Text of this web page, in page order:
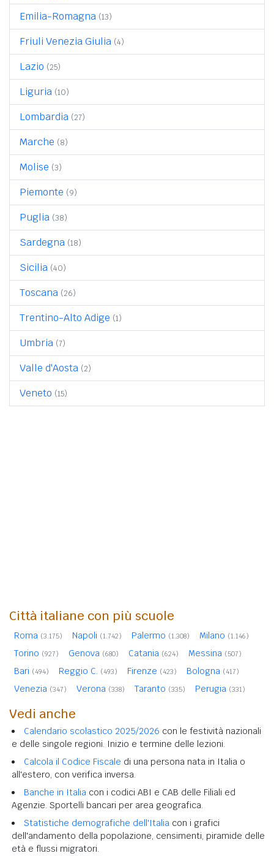
Emilia-Romagna (13)
Friuli Venezia Giulia (4)
Lazio (25)
Liguria (10)
Lombardia (27)
Marche (8)
Molise (3)
Piemonte (9)
Puglia (38)
Sardegna (18)
Sicilia (40)
Toscana (26)
Trentino-Alto Adige (1)
Umbria (7)
Valle d'Aosta (2)
Veneto (15)
Città italiane con più scuole
Roma (3.175) Napoli (1.742) Palermo (1.308) Milano (1.146)
Torino (927) Genova (680) Catania (624) Messina (507)
Bari (494) Reggio C. (493) Firenze (423) Bologna (417)
Venezia (347) Verona (338) Taranto (335) Perugia (331)
Vedi anche
Calendario scolastico 2025/2026 con le festività nazionali
e delle singole regioni. Inizio e termine delle lezioni.
Calcola il Codice Fiscale di una persona nata in Italia o
all'estero, con verifica inversa.
Banche in Italia con i codici ABI e CAB delle Filiali ed
Agenzie. Sportelli bancari per area geografica.
Statistiche demografiche dell'Italia con i grafici
dell'andamento della popolazione, censimenti, piramide delle
età e flussi migratori.